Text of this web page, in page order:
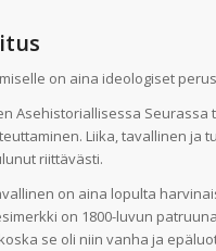
on aina ideologiset
Asehistoriallisessa
Liika, tavallinen ja
riittävästi.
on aina lopulta
on 1800-luvun
se oli niin vanha ja